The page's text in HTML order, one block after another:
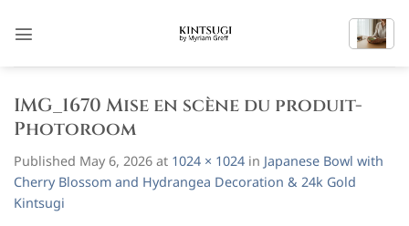
IMG_1670 Mise en scène du produit-
Photoroom
Published May 6, 2026 at 1024 × 1024 in Japanese Bowl with
Cherry Blossom and Hydrangea Decoration & 24k Gold
Kintsugi